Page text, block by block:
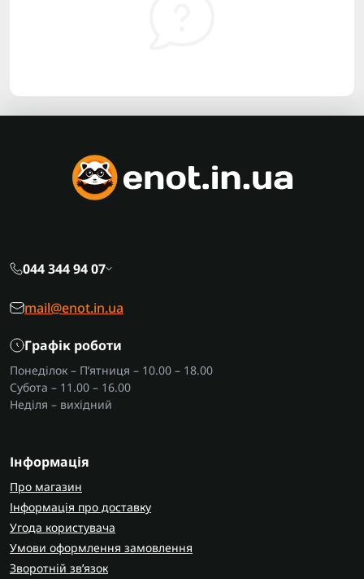
044 344 94 07
mail@enot.in.ua
Графік роботи
Понеділок – П’ятниця – 10.00 – 18.00
Субота – 11.00 – 16.00
Неділя – вихідний
Інформація
Про магазин
Інформація про доставку
Угода користувача
Умови оформлення замовлення
Зворотній зв’язок